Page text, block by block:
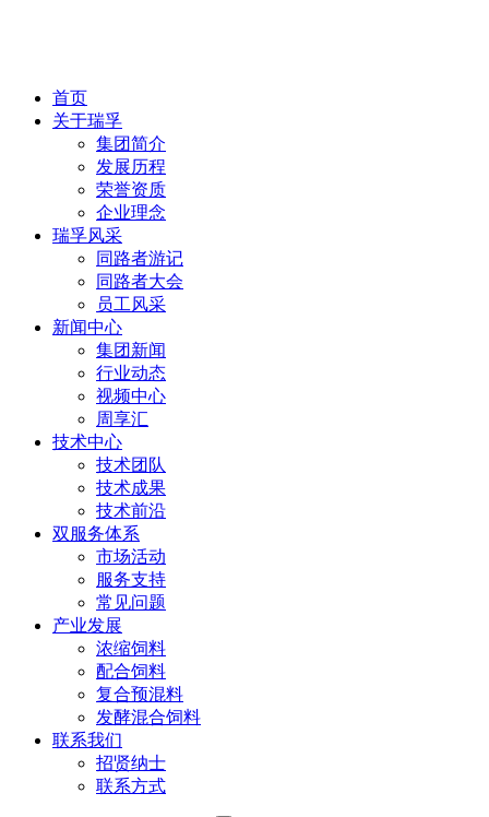
首页
关于瑞孚
集团简介
发展历程
荣誉资质
企业理念
瑞孚风采
同路者游记
同路者大会
员工风采
新闻中心
集团新闻
行业动态
视频中心
周享汇
技术中心
技术团队
技术成果
技术前沿
双服务体系
市场活动
服务支持
常见问题
产业发展
浓缩饲料
配合饲料
复合预混料
发酵混合饲料
联系我们
招贤纳士
联系方式